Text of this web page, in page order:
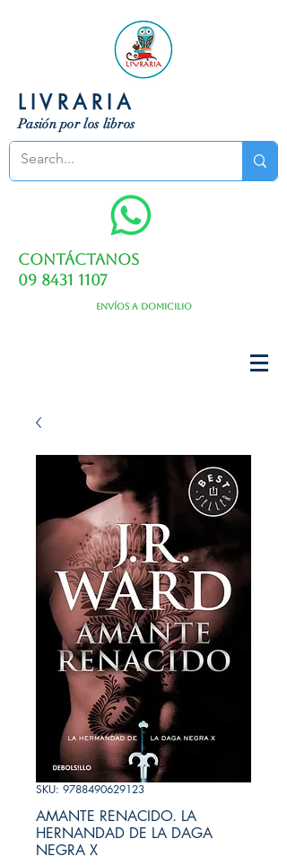
LIVRARIA
Pasión por los libros
Contáctanos
09 8431 1107
Envíos a domicilio
SKU: 9788490629123
AMANTE RENACIDO. LA
HERNANDAD DE LA DAGA
NEGRA X